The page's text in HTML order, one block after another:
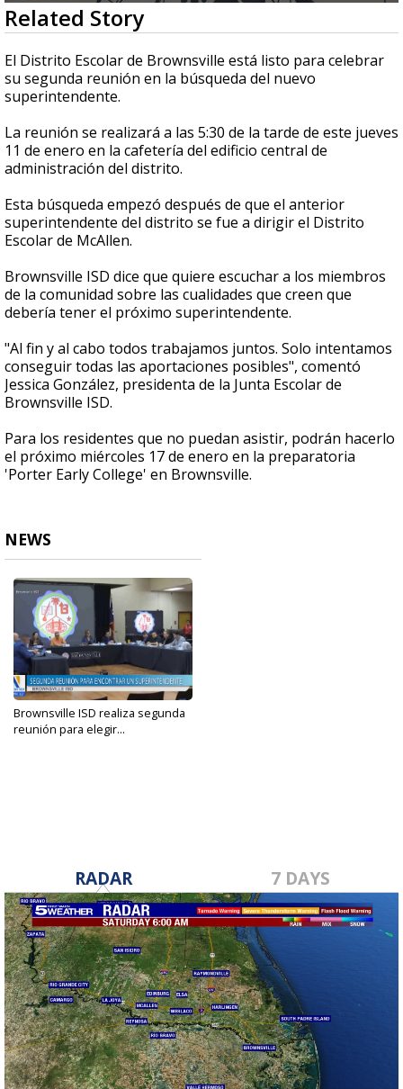
0
seconds
of
54
seconds
Related Story
El Distrito Escolar de Brownsville está listo para celebrar
su segunda reunión en la búsqueda del nuevo
superintendente.
La reunión se realizará a las 5:30 de la tarde de este jueves
11 de enero en la cafetería del edificio central de
administración del distrito.
Esta búsqueda empezó después de que el anterior
superintendente del distrito se fue a dirigir el Distrito
Escolar de McAllen.
Brownsville ISD dice que quiere escuchar a los miembros
de la comunidad sobre las cualidades que creen que
debería tener el próximo superintendente.
"Al fin y al cabo todos trabajamos juntos. Solo intentamos
conseguir todas las aportaciones posibles", comentó
Jessica González, presidenta de la Junta Escolar de
Brownsville ISD.
Para los residentes que no puedan asistir, podrán hacerlo
el próximo miércoles 17 de enero en la preparatoria
'Porter Early College' en Brownsville.
NEWS
Brownsville ISD realiza segunda
reunión para elegir...
RADAR 7 DAYS